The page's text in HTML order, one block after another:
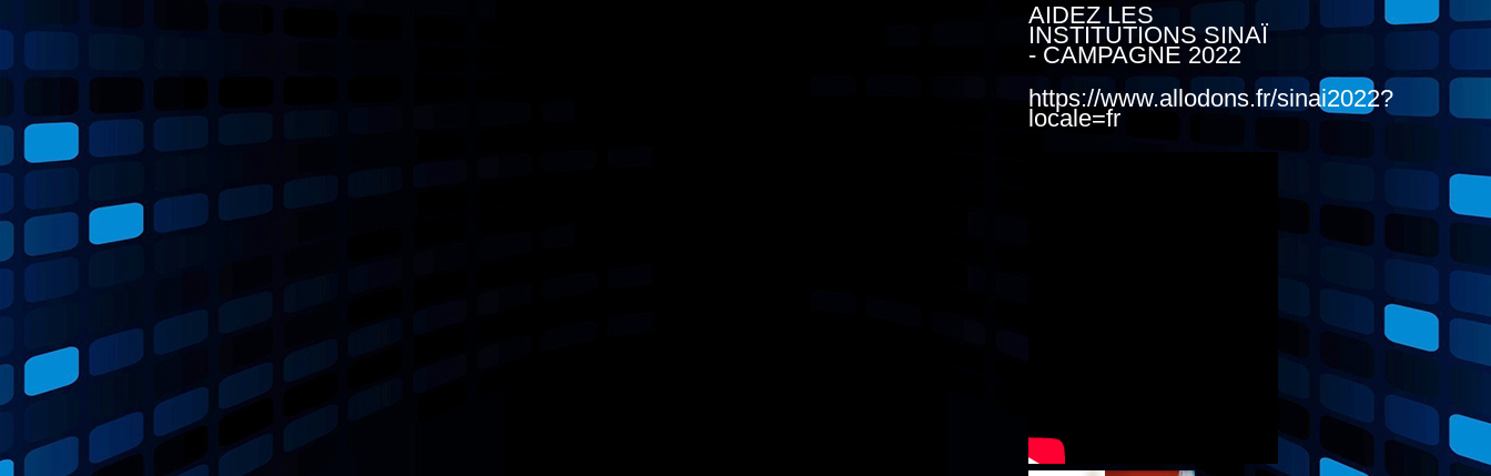
AIDEZ LES
INSTITUTIONS SINAÏ
- CAMPAGNE 2022
https://www.allodons.fr/sinai2022?
locale=fr